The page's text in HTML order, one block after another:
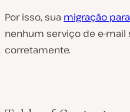
Por isso, sua migração
nenhum serviço de e-
corretamente.